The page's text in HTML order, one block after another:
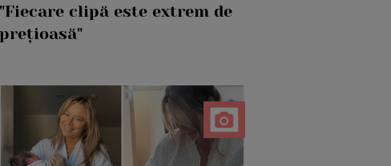
"Fiecare clipă este extrem de
prețioasă"